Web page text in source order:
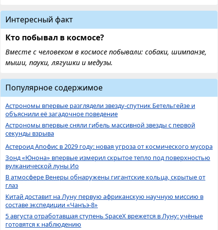
Интересный факт
Кто побывал в космосе?
Вместе с человеком в космосе побывали: собаки, шимпанзе,
мыши, пауки, лягушки и медузы.
Популярное содержимое
Астрономы впервые разглядели звезду-спутник Бетельгейзе и
объяснили её загадочное поведение
Астрономы впервые сняли гибель массивной звезды с первой
секунды взрыва
Астероид Апофис в 2029 году: новая угроза от космического мусора
Зонд «Юнона» впервые измерил скрытое тепло под поверхностью
вулканической луны Ио
В атмосфере Венеры обнаружены гигантские кольца, скрытые от
глаз
Китай доставит на Луну первую африканскую научную миссию в
составе экспедиции «Чанъэ-8»
5 августа отработавшая ступень SpaceX врежется в Луну: учёные
готовятся к наблюдению